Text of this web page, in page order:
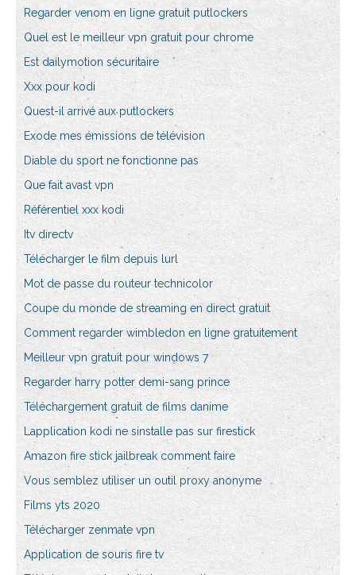
Regarder venom en ligne gratuit putlockers
Quel est le meilleur vpn gratuit pour chrome
Est dailymotion sécuritaire
Xxx pour kodi
Quest-il arrivé aux putlockers
Exode mes émissions de télévision
Diable du sport ne fonctionne pas
Que fait avast vpn
Référentiel xxx kodi
Itv directv
Télécharger le film depuis lurl
Mot de passe du routeur technicolor
Coupe du monde de streaming en direct gratuit
Comment regarder wimbledon en ligne gratuitement
Meilleur vpn gratuit pour windows 7
Regarder harry potter demi-sang prince
Téléchargement gratuit de films danime
Lapplication kodi ne sinstalle pas sur firestick
Amazon fire stick jailbreak comment faire
Vous semblez utiliser un outil proxy anonyme
Films yts 2020
Télécharger zenmate vpn
Application de souris fire tv